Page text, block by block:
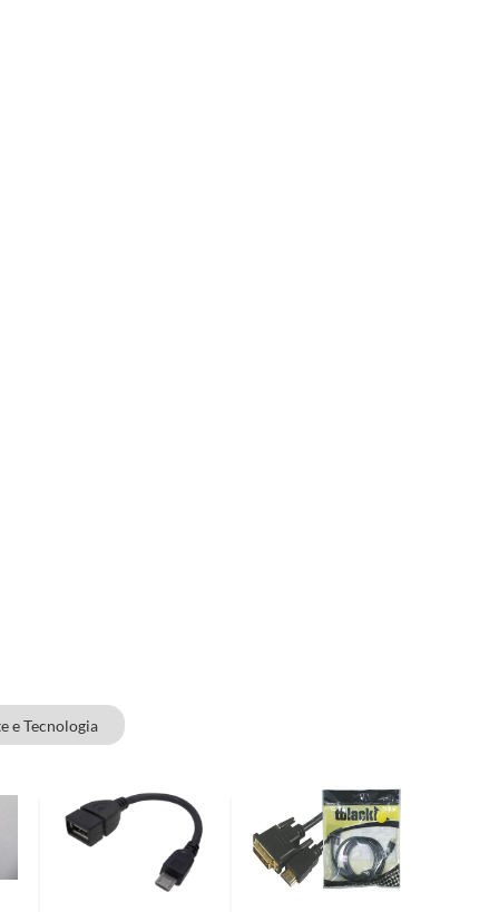
e Tecnologia